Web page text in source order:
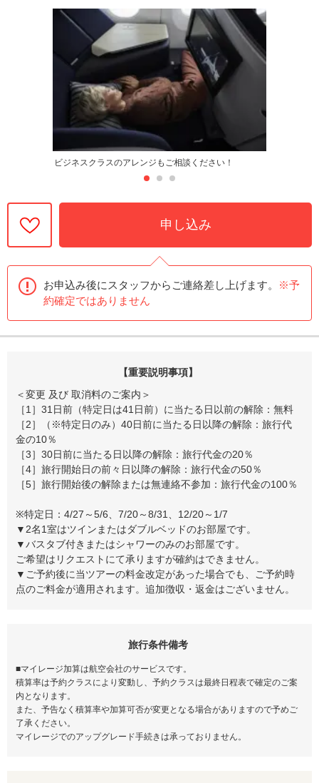
ビジネスクラスのアレンジもご相談ください！
申し込み
お申込み後にスタッフからご連絡差し上げます。
※予
約確定ではありません
【重要説明事項】
＜変更 及び 取消料のご案内＞
［1］31日前（特定日は41日前）に当たる日以前の解除：無料
［2］（※特定日のみ）40日前に当たる日以降の解除：旅行代
金の10％
［3］30日前に当たる日以降の解除：旅行代金の20％
［4］旅行開始日の前々日以降の解除：旅行代金の50％
［5］旅行開始後の解除または無連絡不参加：旅行代金の100％
※特定日：4/27～5/6、7/20～8/31、12/20～1/7
▼2名1室はツインまたはダブルベッドのお部屋です。
▼バスタブ付きまたはシャワーのみのお部屋です。
ご希望はリクエストにて承りますが確約はできません。
▼ご予約後に当ツアーの料金改定があった場合でも、ご予約時
点のご料金が適用されます。追加徴収・返金はございません。
旅行条件備考
■マイレージ加算は航空会社のサービスです。
積算率は予約クラスにより変動し、予約クラスは最終日程表で確定のご案
内となります。
また、予告なく積算率や加算可否が変更となる場合がありますので予めご
了承ください。
マイレージでのアップグレード手続きは承っておりません。